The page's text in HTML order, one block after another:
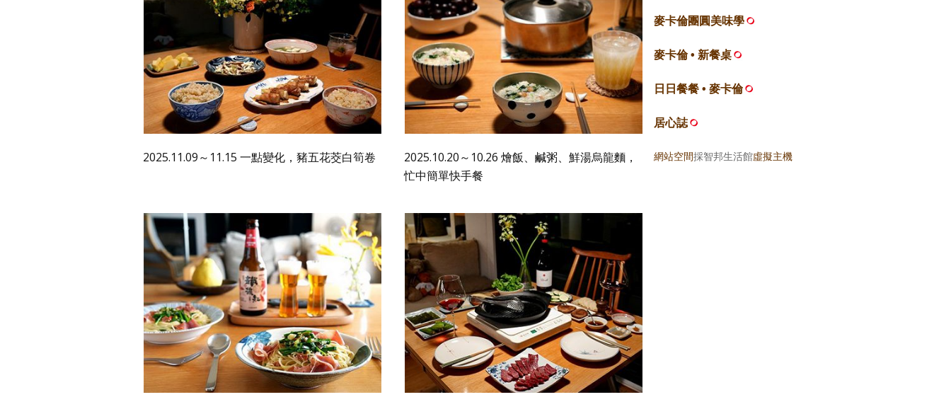
2025.11.09～11.15 一點變化，豬五花茭白筍卷
2025.10.20～10.26 燴飯、鹹粥、鮮湯烏龍麵，
忙中簡單快手餐
麥卡倫團圓美味學
麥卡倫 • 新餐桌
日日餐餐 • 麥卡倫
居心誌
網站空間採智邦生活館虛擬主機